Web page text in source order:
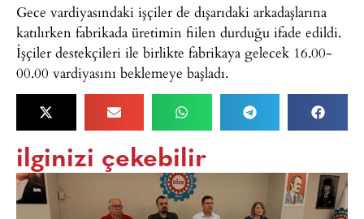
Gece vardiyasındaki işçiler de dışarıdaki arkadaşlarına
katılırken fabrikada üretimin fiilen durduğu ifade edildi.
İşçiler destekçileri ile birlikte fabrikaya gelecek 16.00-
00.00 vardiyasını beklemeye başladı.
ilginizi çekebilir